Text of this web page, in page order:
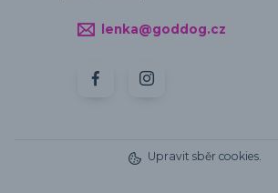
lenka@goddog.cz
Upravit sběr cookies.